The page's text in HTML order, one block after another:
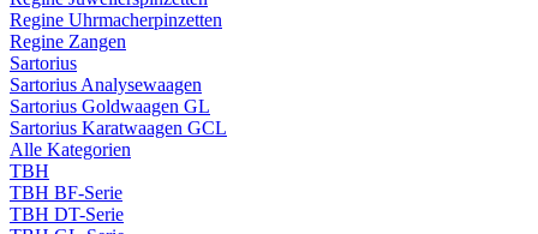
Regine Uhrmacherpinzetten
Regine Zangen
Sartorius
Sartorius Analysewaagen
Sartorius Goldwaagen GL
Sartorius Karatwaagen GCL
Alle Kategorien
TBH
TBH BF-Serie
TBH DT-Serie